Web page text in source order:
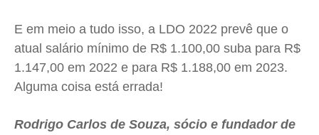
E em meio a tudo isso, a LDO 2022 prevê que o
atual salário mínimo de R$ 1.100,00 suba para R$
1.147,00 em 2022 e para R$ 1.188,00 em 2023.
Alguma coisa está errada!
Rodrigo Carlos de Souza, sócio e fundador de